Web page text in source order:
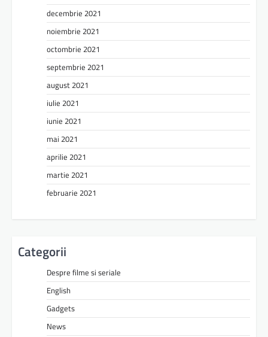
decembrie 2021
noiembrie 2021
octombrie 2021
septembrie 2021
august 2021
iulie 2021
iunie 2021
mai 2021
aprilie 2021
martie 2021
februarie 2021
Categorii
Despre filme si seriale
English
Gadgets
News